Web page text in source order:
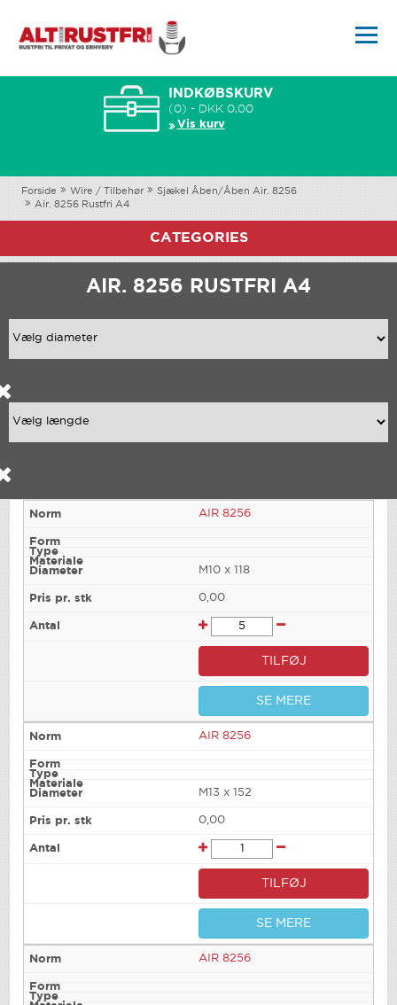
INDKØBSKURV
(0) - DKK 0,00
Vis kurv
Forside Wire / Tilbehør
Sjækel Åben/Åben Air. 8256
Air. 8256 Rustfri A4
CATEGORIES
AIR. 8256 RUSTFRI A4
AIR 8256
M10 x 118
0,00
TILFØJ
SE MERE
AIR 8256
M13 x 152
0,00
TILFØJ
SE MERE
AIR 8256